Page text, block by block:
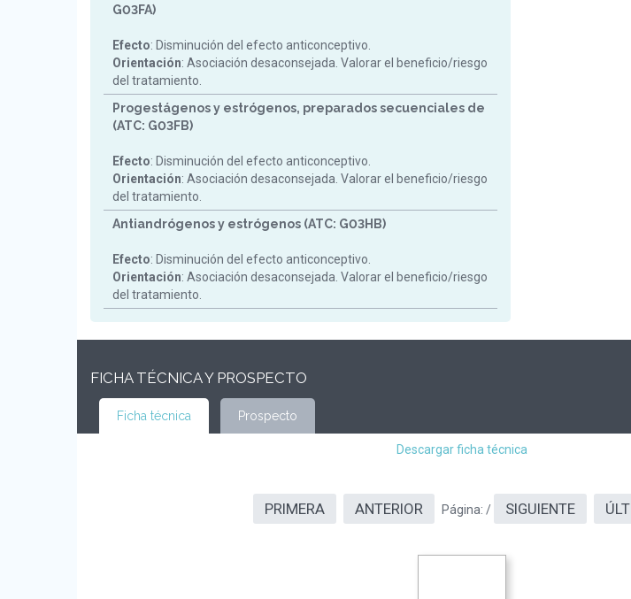
G03FA)
Efecto: Disminución del efecto anticonceptivo.
Orientación: Asociación desaconsejada. Valorar el beneficio/riesgo
del tratamiento.
Progestágenos y estrógenos, preparados secuenciales de
(ATC: G03FB)
Efecto: Disminución del efecto anticonceptivo.
Orientación: Asociación desaconsejada. Valorar el beneficio/riesgo
del tratamiento.
Antiandrógenos y estrógenos (ATC: G03HB)
Efecto: Disminución del efecto anticonceptivo.
Orientación: Asociación desaconsejada. Valorar el beneficio/riesgo
del tratamiento.
FICHA TÉCNICA Y PROSPECTO
Ficha técnica Prospecto
Descargar ficha técnica
PRIMERA ANTERIOR Página: / SIGUIENTE